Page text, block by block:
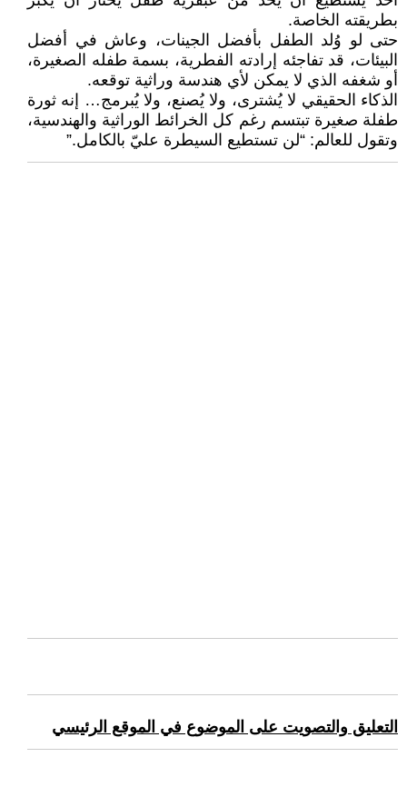
بطريقته الخاصة.
حتى لو وُلد الطفل بأفضل الجينات، وعاش في أفضل
البيئات، قد تفاجئه إرادته الفطرية، بسمة طفله الصغيرة،
أو شغفه الذي لا يمكن لأي هندسة وراثية توقعه.
الذكاء الحقيقي لا يُشترى، ولا يُصنع، ولا يُبرمج… إنه ثورة
طفلة صغيرة تبتسم رغم كل الخرائط الوراثية والهندسية،
وتقول للعالم: “لن تستطيع السيطرة عليّ بالكامل.”
التعليق والتصويت على الموضوع في الموقع الرئيسي